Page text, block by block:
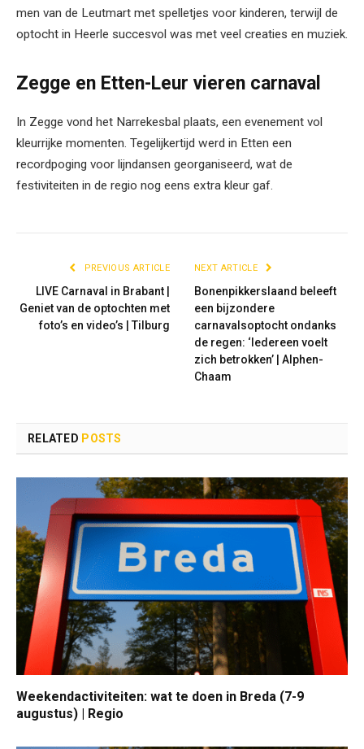
men van de Leutmart met spelletjes voor kinderen, terwijl de
optocht in Heerle succesvol was met veel creaties en muziek.
Zegge en Etten-Leur vieren carnaval
In Zegge vond het Narrekesbal plaats, een evenement vol
kleurrijke momenten. Tegelijkertijd werd in Etten een
recordpoging voor lijndansen georganiseerd, wat de
festiviteiten in de regio nog eens extra kleur gaf.
PREVIOUS ARTICLE
LIVE Carnaval in Brabant |
Geniet van de optochten met
foto’s en video’s | Tilburg
NEXT ARTICLE
Bonenpikkerslaand beleeft
een bijzondere
carnavalsoptocht ondanks
de regen: ‘Iedereen voelt
zich betrokken’ | Alphen-
Chaam
RELATED POSTS
Weekendactiviteiten: wat te doen in Breda (7-9
augustus) | Regio